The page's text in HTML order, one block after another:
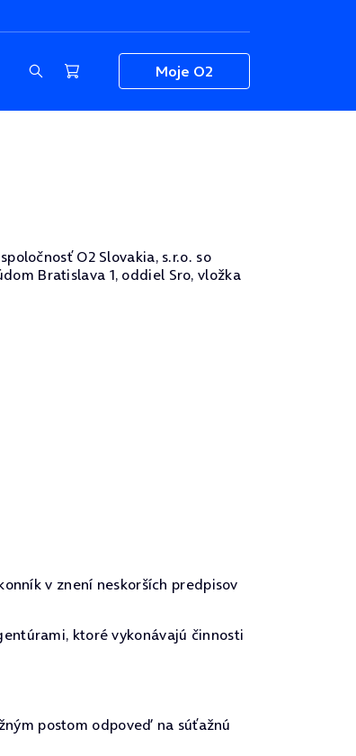
Moje O2
O2 Slovakia, s.r.o. so
Bratislava 1, oddiel Sro, vložka
v znení neskorších predpisov
ktoré vykonávajú činnosti
postom odpoveď na súťažnú